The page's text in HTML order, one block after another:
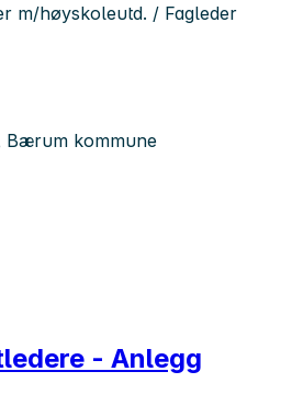
m/høyskoleutd. / Fagleder
Bærum kommune
- Anlegg